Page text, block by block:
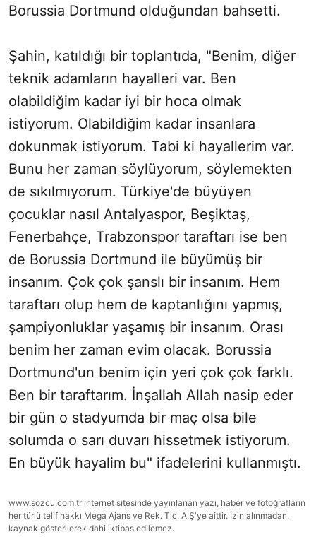
Borussia Dortmund olduğundan bahsetti.
Şahin, katıldığı bir toplantıda, "Benim, diğer
teknik adamların hayalleri var. Ben
olabildiğim kadar iyi bir hoca olmak
istiyorum. Olabildiğim kadar insanlara
dokunmak istiyorum. Tabi ki hayallerim var.
Bunu her zaman söylüyorum, söylemekten
de sıkılmıyorum. Türkiye'de büyüyen
çocuklar nasıl Antalyaspor, Beşiktaş,
Fenerbahçe, Trabzonspor taraftarı ise ben
de Borussia Dortmund ile büyümüş bir
insanım. Çok çok şanslı bir insanım. Hem
taraftarı olup hem de kaptanlığını yapmış,
şampiyonluklar yaşamış bir insanım. Orası
benim her zaman evim olacak. Borussia
Dortmund'un benim için yeri çok çok farklı.
Ben bir taraftarım. İnşallah Allah nasip eder
bir gün o stadyumda bir maç olsa bile
solumda o sarı duvarı hissetmek istiyorum.
En büyük hayalim bu" ifadelerini kullanmıştı.
www.sozcu.com.tr internet sitesinde yayınlanan yazı, haber ve fotoğrafların
her türlü telif hakkı Mega Ajans ve Rek. Tic. A.Ş'ye aittir. İzin alınmadan,
kaynak gösterilerek dahi iktibas edilemez.